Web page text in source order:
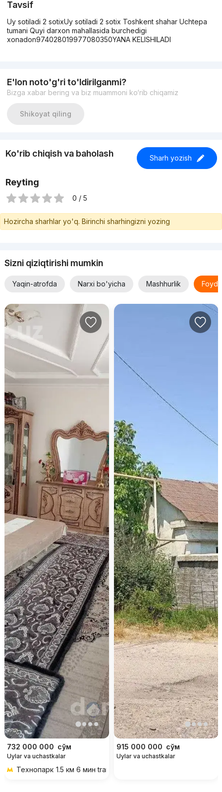
Tavsif
Uy sotiladi 2 sotixUy sotiladi 2 sotix Toshkent shahar Uchtepa
tumani Quyi darxon mahallasida burchedigi
xonadon974028019977080350YANA KELISHILADI
E'lon noto'g'ri to'ldirilganmi?
Bizga xabar bering va biz muammoni ko‘rib chiqamiz
Shikoyat qiling
Ko'rib chiqish va baholash Sharh yozish
Reyting
0 / 5
Hozircha sharhlar yo'q. Birinchi sharhingizni yozing
Sizni qiziqtirishi mumkin
Yaqin-atrofda Narxi bo'yicha Mashhurlik
732 000 000 сўм
Uylar va uchastkalar
Технопарк 1.5 км 6 мин transportda
915 000 000 сўм
Uylar va uchastkalar